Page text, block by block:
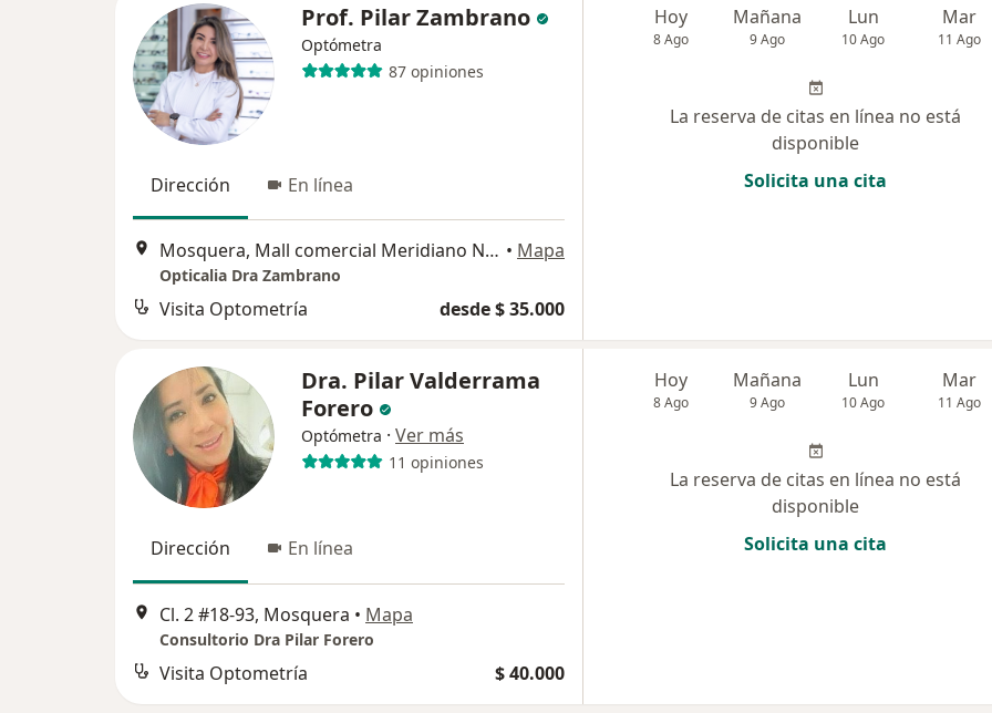
Prof. Pilar Zambrano
Optómetra
87 opiniones
Dirección En línea
Mosquera, Mall comercial Meridiano Novaterra local 129, Mosquera • Mapa
Opticalia Dra Zambrano
Visita Optometría desde $ 35.000
Hoy
8 Ago
Mañana
9 Ago
Lun
10 Ago
Mar
11 Ago
La reserva de citas en línea no está
disponible
Solicita una cita
Dra. Pilar Valderrama
Forero
Optómetra · Ver más
11 opiniones
Dirección En línea
Cl. 2 #18-93, Mosquera • Mapa
Consultorio Dra Pilar Forero
Visita Optometría $ 40.000
Hoy
8 Ago
Mañana
9 Ago
Lun
10 Ago
Mar
11 Ago
La reserva de citas en línea no está
disponible
Solicita una cita